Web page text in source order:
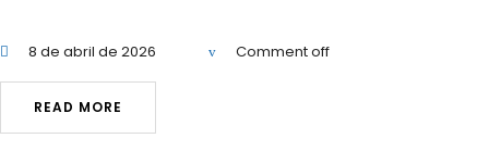
8 de abril de 2026 Comment off
READ MORE